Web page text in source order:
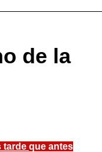
de la
tarde que antes